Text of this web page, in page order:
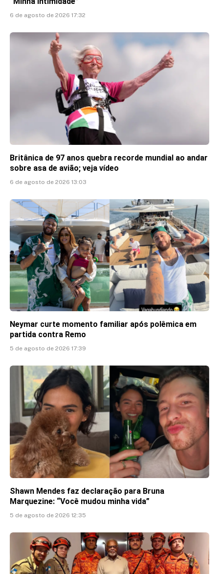
6 de agosto de 2026 17:32
Britânica de 97 anos quebra recorde mundial ao andar
sobre asa de avião; veja vídeo
6 de agosto de 2026 13:03
Neymar curte momento familiar após polêmica em
partida contra Remo
5 de agosto de 2026 17:39
Shawn Mendes faz declaração para Bruna
Marquezine: “Você mudou minha vida”
5 de agosto de 2026 12:35